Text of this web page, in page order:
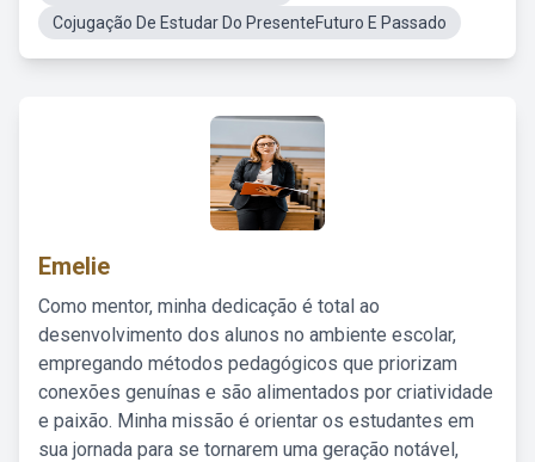
Cojugação De Estudar Do PresenteFuturo E Passado
Emelie
Como mentor, minha dedicação é total ao
desenvolvimento dos alunos no ambiente escolar,
empregando métodos pedagógicos que priorizam
conexões genuínas e são alimentados por criatividade
e paixão. Minha missão é orientar os estudantes em
sua jornada para se tornarem uma geração notável,